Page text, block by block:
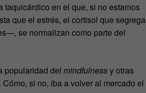
taquicárdico en el que, si no estamos
que el estrés, el cortisol que segrega
se normalizan como parte del
popularidad del mindfulnessy otras
si no, iba a volver al mercado el